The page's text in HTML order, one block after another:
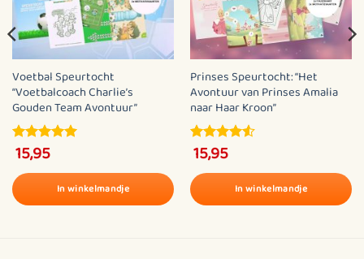
Voetbal Speurtocht
“Voetbalcoach Charlie’s
Gouden Team Avontuur”
5.00out of
15,95
In winkelmandje
Prinses Speurtocht: “Het
Avontuur van Prinses Amalia
naar Haar Kroon”
4.53out
of 5
15,95
In winkelmandje